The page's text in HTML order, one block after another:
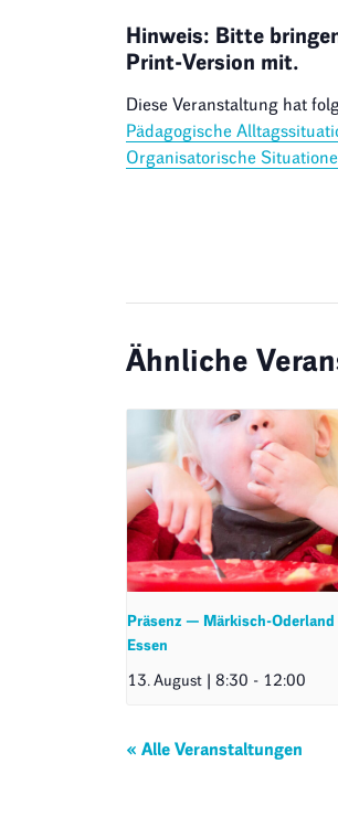
Hinweis: Bitte
Print-Version mit.
Diese Veranstaltung hat
Pädagogische
Organisatorische
Ähnliche
Präsenz — Märkisch-
Essen
13. August | 8:30 - 12:00
« Alle Veranstaltungen